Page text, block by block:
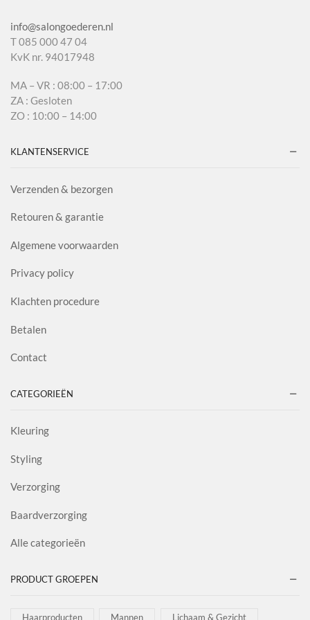
info@salongoederen.nl
T 085 000 47 04
KvK nr. 94017948
MA – VR : 08:00 – 17:00
ZA : Gesloten
ZO : 10:00 – 14:00
KLANTENSERVICE
Verzenden & bezorgen
Retouren & garantie
Algemene voorwaarden
Privacy policy
Klachten procedure
Betalen
Contact
CATEGORIEËN
Kleuring
Styling
Verzorging
Baardverzorging
Alle categorieën
PRODUCT GROEPEN
Haarproducten Mannen Lichaam & Gezicht